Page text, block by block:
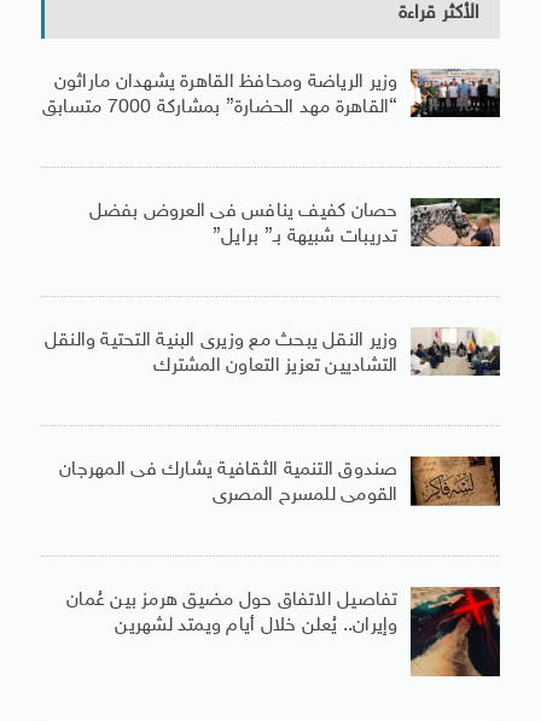
الأكثر قراءة
وزير الرياضة ومحافظ القاهرة يشهدان ماراثون
“القاهرة مهد الحضارة” بمشاركة 7000 متسابق
حصان كفيف ينافس فى العروض بفضل
تدريبات شبيهة بـ” برايل”
وزير النقل يبحث مع وزيرى البنية التحتية والنقل
التشاديين تعزيز التعاون المشترك
صندوق التنمية الثقافية يشارك فى المهرجان
القومى للمسرح المصرى
تفاصيل الاتفاق حول مضيق هرمز بين عُمان
وإيران.. يُعلن خلال أيام ويمتد لشهرين